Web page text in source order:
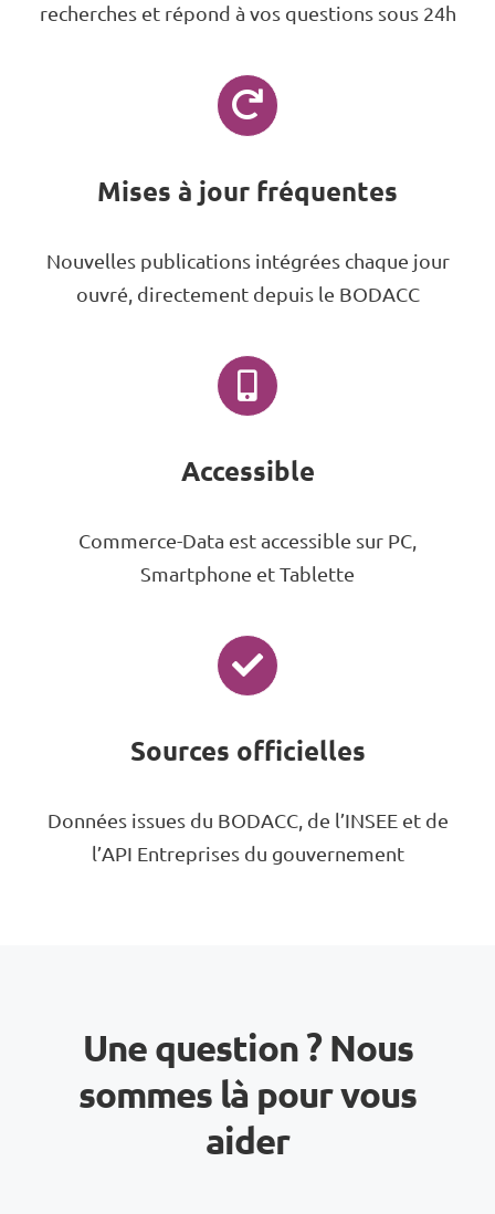
recherches et répond à vos questions sous 24h
Mises à jour fréquentes
Nouvelles publications intégrées chaque jour
ouvré, directement depuis le BODACC
Accessible
Commerce-Data est accessible sur PC,
Smartphone et Tablette
Sources officielles
Données issues du BODACC, de l’INSEE et de
l’API Entreprises du gouvernement
Une question ? Nous
sommes là pour vous
aider